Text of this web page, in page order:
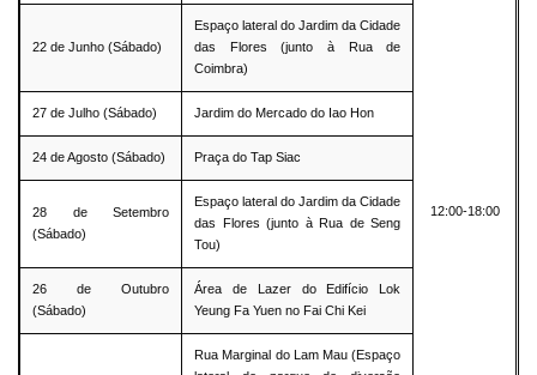
12:00-18:00
22 de Junho (Sábado)
Espaço lateral do Jardim da Cidade
das Flores (junto à Rua de
Coimbra)
27 de Julho (Sábado) Jardim do Mercado do Iao Hon
24 de Agosto (Sábado) Praça do Tap Siac
28 de Setembro
(Sábado)
Espaço lateral do Jardim da Cidade
das Flores (junto à Rua de Seng
Tou)
26 de Outubro
(Sábado)
Área de Lazer do Edifício Lok
Yeung Fa Yuen no Fai Chi Kei
Rua Marginal do Lam Mau (Espaço